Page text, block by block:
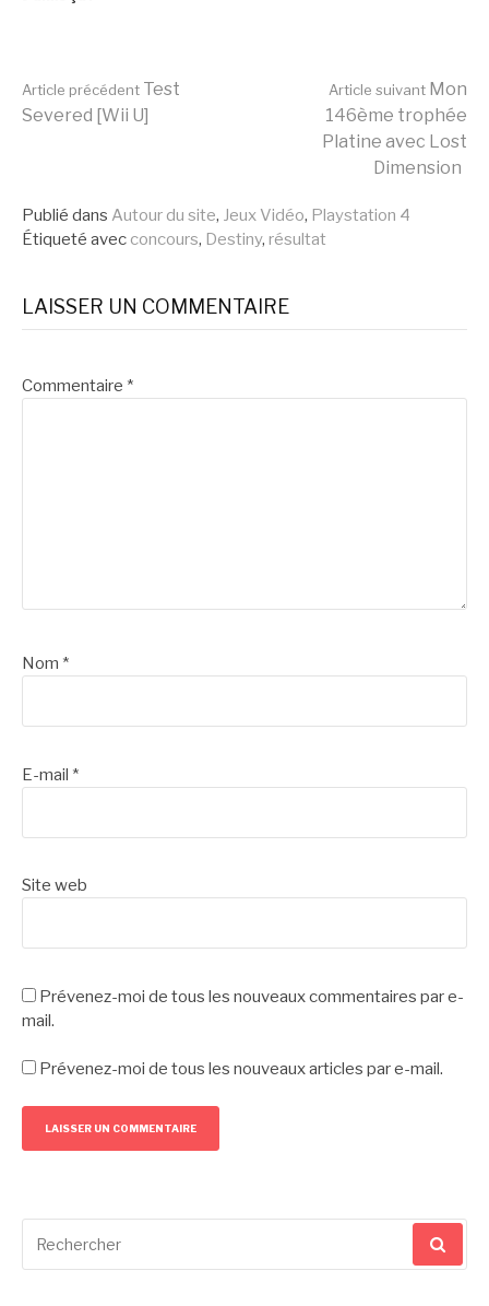
Lire
suite
Article précédent Test
Severed [Wii U]
Article suivant Mon
146ème trophée
Platine avec Lost
Dimension
Publié dans Autour du site, Jeux Vidéo, Playstation 4
Étiqueté avec concours, Destiny, résultat
LAISSER UN COMMENTAIRE
Commentaire *
Nom *
E-mail *
Site web
Prévenez-moi de tous les nouveaux commentaires par e-
mail.
Prévenez-moi de tous les nouveaux articles par e-mail.
pour